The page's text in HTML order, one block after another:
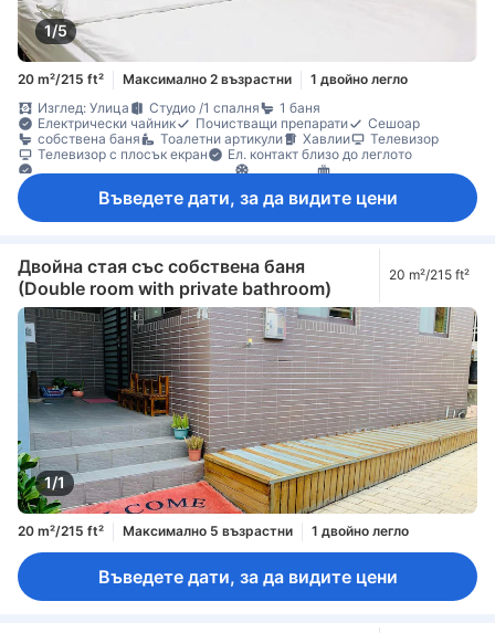
1/5
20 m²/215 ft² Максимално 2 възрастни
1 двойно легло
Изглед: Улица
Студио /1 спалня
1 баня
Електрически чайник
Почистващи препарати
Сешоар
собствена баня
Тоалетни артикули Хавлии
Телевизор
Телевизор с плосък екран
Ел. контакт близо до леглото
Под с плочки/мрамор
Прозорец
Гардеробна
Въведете дати, за да видите цени
Двойна стая със собствена баня
(Double room with private bathroom)
20 m²/215 ft²
1/1
20 m²/215 ft² Максимално 5 възрастни 1 двойно легло
Въведете дати, за да видите цени